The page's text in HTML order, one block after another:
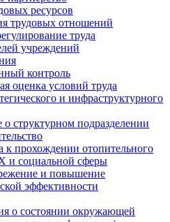
ресурсов
трудовых отношений
труда
учреждений
контроль
оценка условий труда
и инфраструктурного
структурном подразделении
к прохождении отопительного
и социальной сферы
и повышение
эффективности
о состоянии окружающей